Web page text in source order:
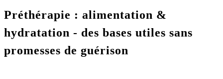
Préthérapie : alimentation &
hydratation - des bases utiles sans
promesses de guérison